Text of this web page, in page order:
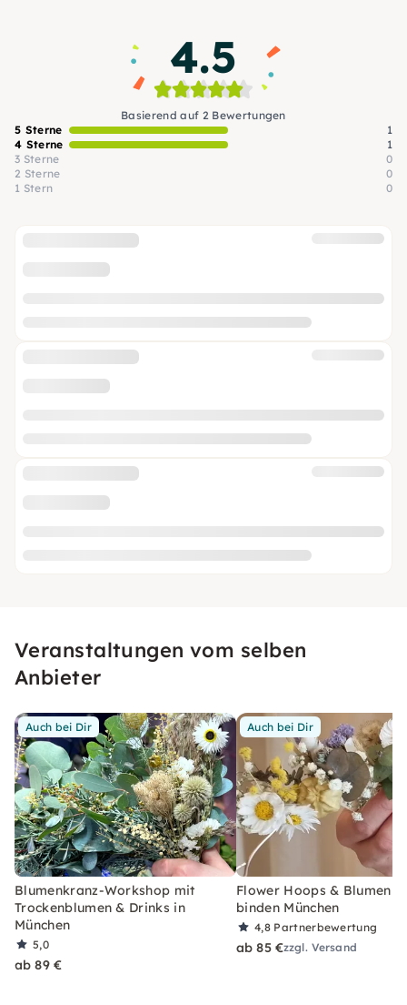
4.5
Basierend auf 2 Bewertungen
5 Sterne
1
4 Sterne
1
3 Sterne
0
2 Sterne
0
1 Stern
0
Veranstaltungen vom selben
Anbieter
Auch bei Dir
Blumenkranz-Workshop mit
Trockenblumen & Drinks in
München
5,0
ab 89 €
Auch bei Dir
Flower Hoops &
binden München
4,8 Partnerbewertung
ab 85 €zzgl. Versand